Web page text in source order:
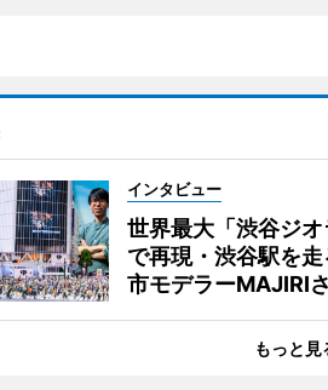
インタビュー
世界最大「渋谷ジ
で再現・渋谷駅を
市モデラーMAJIRI
もっと見